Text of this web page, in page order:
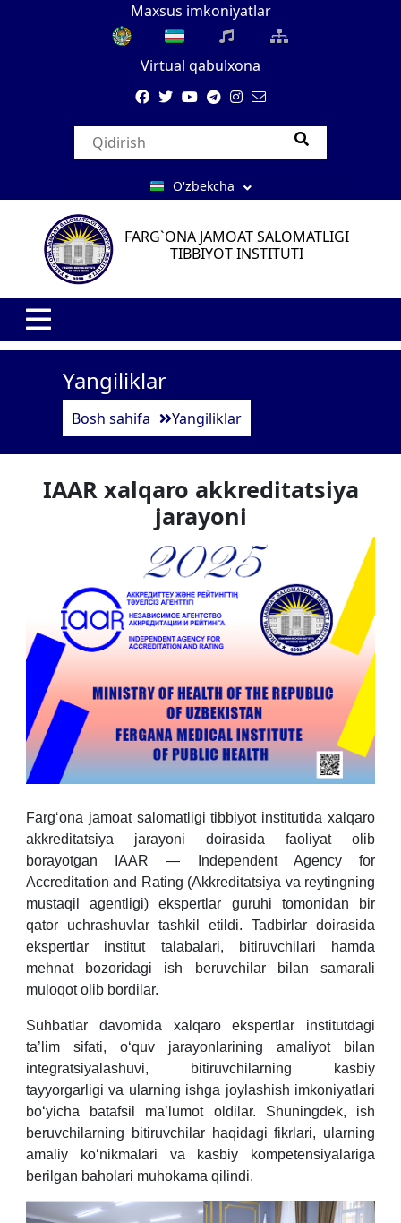
Maxsus imkoniyatlar
Virtual qabulxona
O'zbekcha
FARG`ONA JAMOAT SALOMATLIGI
TIBBIYOT INSTITUTI
Yangiliklar
Bosh sahifa Yangiliklar
IAAR xalqaro akkreditatsiya
jarayoni
Farg‘ona jamoat salomatligi tibbiyot institutida xalqaro
akkreditatsiya jarayoni doirasida faoliyat olib
borayotgan IAAR — Independent Agency for
Accreditation and Rating (Akkreditatsiya va reytingning
mustaqil agentligi) ekspertlar guruhi tomonidan bir
qator uchrashuvlar tashkil etildi. Tadbirlar doirasida
ekspertlar institut talabalari, bitiruvchilari hamda
mehnat bozoridagi ish beruvchilar bilan samarali
muloqot olib bordilar.
Suhbatlar davomida xalqaro ekspertlar institutdagi
ta’lim sifati, o‘quv jarayonlarining amaliyot bilan
integratsiyalashuvi, bitiruvchilarning kasbiy
tayyorgarligi va ularning ishga joylashish imkoniyatlari
bo‘yicha batafsil ma’lumot oldilar. Shuningdek, ish
beruvchilarning bitiruvchilar haqidagi fikrlari, ularning
amaliy ko‘nikmalari va kasbiy kompetensiyalariga
berilgan baholari muhokama qilindi.